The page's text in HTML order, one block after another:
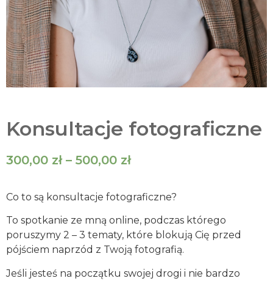
Konsultacje fotograficzne
300,00 zł– 500,00 zł
Co to są konsultacje fotograficzne?
To spotkanie ze mną online, podczas którego
poruszymy 2 – 3 tematy, które blokują Cię przed
pójściem naprzód z Twoją fotografią.
Jeśli jesteś na początku swojej drogi i nie bardzo